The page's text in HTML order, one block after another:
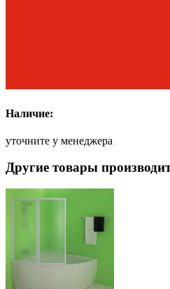
Наличие:
уточните у менеджера
Другие товары